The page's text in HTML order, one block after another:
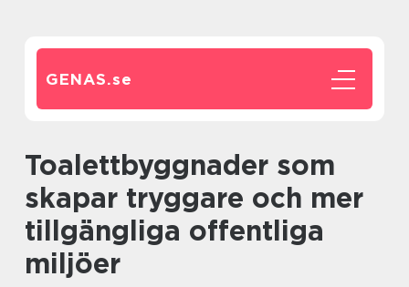
GENAS.se
Toalettbyggnader som
skapar tryggare och mer
tillgängliga offentliga
miljöer